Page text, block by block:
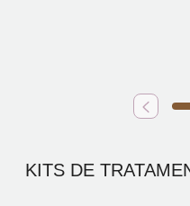
KITS DE